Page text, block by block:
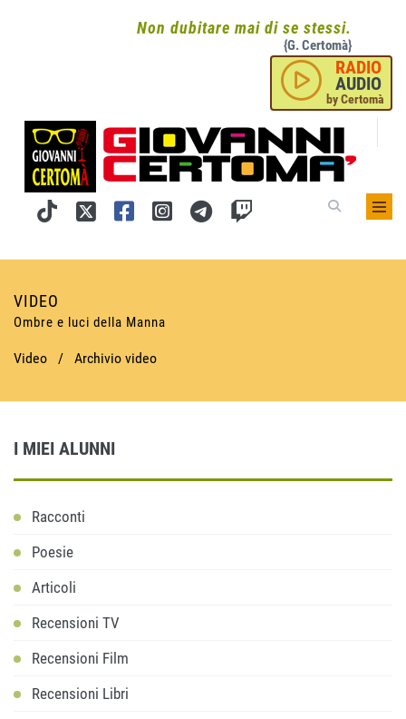
Non dubitare mai di se stessi.
{G. Certomà}
RADIO
AUDIO
by Certomà
VIDEO
Ombre e luci della Manna
Video / Archivio video
I MIEI ALUNNI
Racconti
Poesie
Articoli
Recensioni TV
Recensioni Film
Recensioni Libri